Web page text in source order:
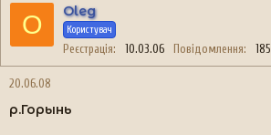
O Oleg
Користувач
Реєстрація 10.03.06 Повідомлення 185
20.06.08
р.Горынь